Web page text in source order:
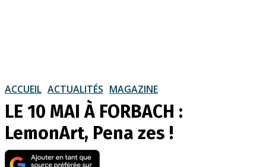
ACCUEIL ACTUALITÉS MAGAZINE
LE 10 MAI À FORBACH :
LemonArt, Pena zes !